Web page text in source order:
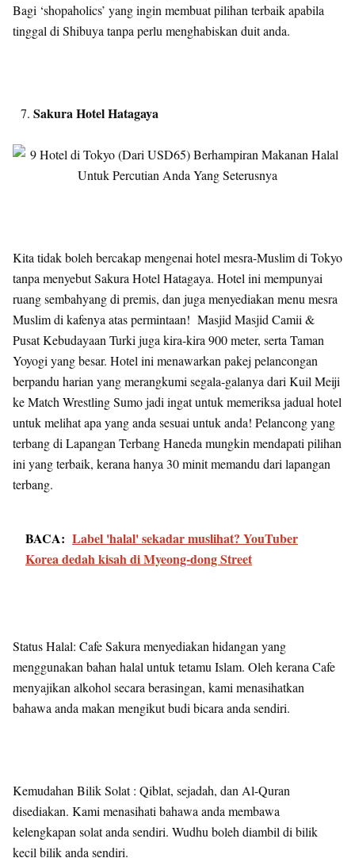
Bagi ‘shopaholics’ yang ingin membuat pilihan terbaik apabila
tinggal di Shibuya tanpa perlu menghabiskan duit anda.
Sakura Hotel Hatagaya
Kita tidak boleh bercakap mengenai hotel mesra-Muslim di Tokyo
tanpa menyebut Sakura Hotel Hatagaya. Hotel ini mempunyai
ruang sembahyang di premis, dan juga menyediakan menu mesra
Muslim di kafenya atas permintaan! Masjid Masjid Camii &
Pusat Kebudayaan Turki juga kira-kira 900 meter, serta Taman
Yoyogi yang besar. Hotel ini menawarkan pakej pelancongan
berpandu harian yang merangkumi segala-galanya dari Kuil Meiji
ke Match Wrestling Sumo jadi ingat untuk memeriksa jadual hotel
untuk melihat apa yang anda sesuai untuk anda! Pelancong yang
terbang di Lapangan Terbang Haneda mungkin mendapati pilihan
ini yang terbaik, kerana hanya 30 minit memandu dari lapangan
terbang.
BACA: Label 'halal' sekadar muslihat? YouTuber
Korea dedah kisah di Myeong-dong Street
Status Halal: Cafe Sakura menyediakan hidangan yang
menggunakan bahan halal untuk tetamu Islam. Oleh kerana Cafe
menyajikan alkohol secara berasingan, kami menasihatkan
bahawa anda makan mengikut budi bicara anda sendiri.
Kemudahan Bilik Solat : Qiblat, sejadah, dan Al-Quran
disediakan. Kami menasihati bahawa anda membawa
kelengkapan solat anda sendiri. Wudhu boleh diambil di bilik
kecil bilik anda sendiri.